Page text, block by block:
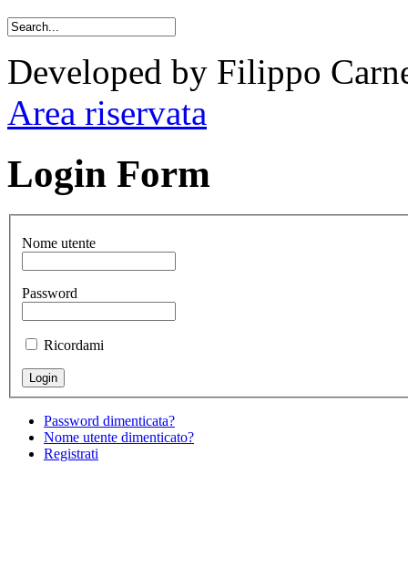
Developed by Filippo
Area riservata
Login Form
Nome utente
Password
Ricordami
Password dimenticata?
Nome utente dimenticato?
Registrati